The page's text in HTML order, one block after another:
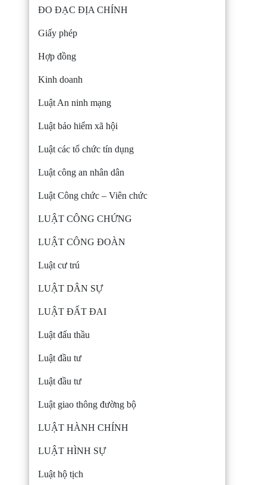
ĐO ĐẠC ĐỊA CHÍNH
Giấy phép
Hợp đồng
Kinh doanh
Luật An ninh mạng
Luật bảo hiểm xã hội
Luật các tổ chức tín dụng
Luật công an nhân dân
Luật Công chức – Viên chức
LUẬT CÔNG CHỨNG
LUẬT CÔNG ĐOÀN
Luật cư trú
LUẬT DÂN SỰ
LUẬT ĐẤT ĐAI
Luật đấu thầu
Luật đầu tư
Luật đầu tư
Luật giao thông đường bộ
LUẬT HÀNH CHÍNH
LUẬT HÌNH SỰ
Luật hộ tịch